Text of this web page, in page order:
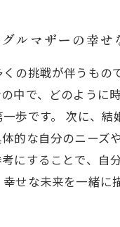
ルマザーの幸せ
の挑戦が伴うも
中で、どのよう
歩です。 次に、
的な自分のニー
にすることで、
せな未来を一緒に